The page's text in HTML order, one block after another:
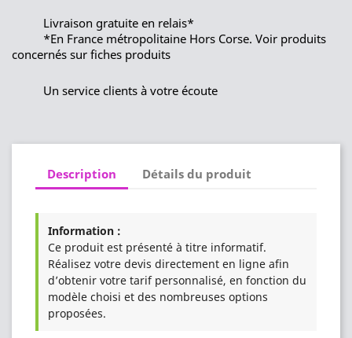
Livraison gratuite en relais*
*En France métropolitaine Hors Corse. Voir produits
concernés sur fiches produits
Un service clients à votre écoute
Description Détails du produit
Information :
Ce produit est présenté à titre informatif.
Réalisez votre devis directement en ligne afin
d’obtenir votre tarif personnalisé, en fonction du
modèle choisi et des nombreuses options
proposées.